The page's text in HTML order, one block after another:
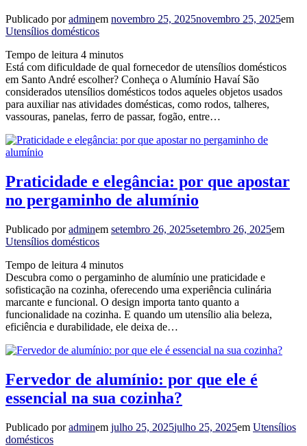
Publicado poradminem novembro 25, 2025novembro 25, 2025em
Utensílios domésticos
Tempo de leitura 4 minutos
Está com dificuldade de qual fornecedor de utensílios domésticos
em Santo André escolher? Conheça o Alumínio Havaí São
considerados utensílios domésticos todos aqueles objetos usados
para auxiliar nas atividades domésticas, como rodos, talheres,
vassouras, panelas, ferro de passar, fogão, entre…
Praticidade e elegância: por que apostar
no pergaminho de alumínio
Publicado poradminem setembro 26, 2025setembro 26, 2025em
Utensílios domésticos
Tempo de leitura 4 minutos
Descubra como o pergaminho de alumínio une praticidade e
sofisticação na cozinha, oferecendo uma experiência culinária
marcante e funcional. O design importa tanto quanto a
funcionalidade na cozinha. E quando um utensílio alia beleza,
eficiência e durabilidade, ele deixa de…
Fervedor de alumínio: por que ele é
essencial na sua cozinha?
Publicado poradminem julho 25, 2025julho 25, 2025em Utensílios
domésticos